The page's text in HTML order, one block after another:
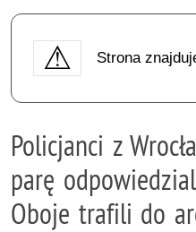
Strona
Policjanci z
parę
Oboje trafili do